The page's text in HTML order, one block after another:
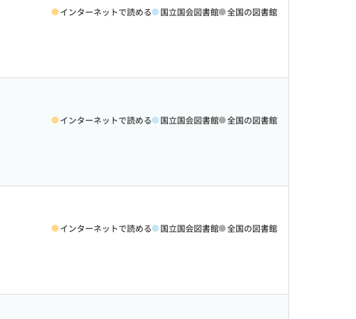
インターネットで読める 国立国会図書館 全国の図書館
インターネットで読める 国立国会図書館 全国の図書館
インターネットで読める 国立国会図書館 全国の図書館